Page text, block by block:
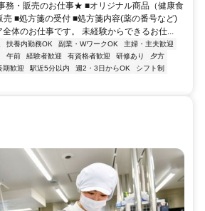
務・販売のお仕事★ ■オリジナル商品（健康食
売 ■処方箋の受付 ■処方箋内容(薬の番号など)
体のお仕事です。 未経験からできるお仕...
扶養内勤務OK 副業・WワークOK
主婦・主夫歓迎
午前 経験者歓迎 有資格者歓迎 研修あり
夕方
期歓迎 駅近5分以内 週2・3日からOK
シフト制